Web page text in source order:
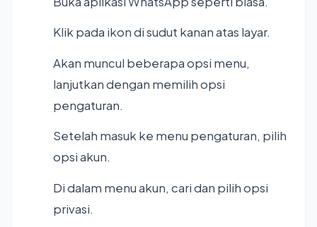
Klik pada ikon di sudut kanan atas layar.
Akan muncul beberapa opsi menu,
lanjutkan dengan memilih opsi
pengaturan.
Setelah masuk ke menu pengaturan, pilih
opsi akun.
Di dalam menu akun, cari dan pilih opsi
privasi.